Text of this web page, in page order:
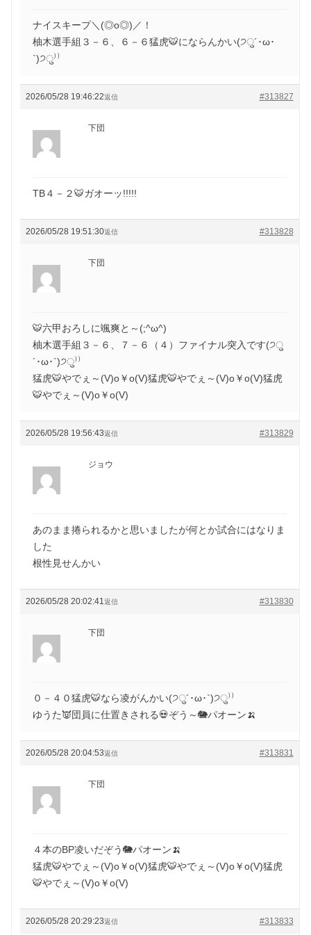
ナイスキープ＼(◎o◎)／！
柚木選手組３－６、６－６猛虎🐯にならんかい(੭ु´･ω･
`)੭ु⁾⁾
2026/05/28 19:46:22 #313827
返信
下団
TB４－２🐯ガオーッ!!!!!
2026/05/28 19:51:30 #313828
返信
下団
🐯六甲おろしに颯爽と～(;^ω^)
柚木選手組３－６、７－６（４）ファイナル突入です(੭ु
´･ω･`)੭ु⁾⁾
猛虎🐯やでぇ～(V)o￥o(V)猛虎🐯やでぇ～(V)o￥o(V)猛虎
🐯やでぇ～(V)o￥o(V)
2026/05/28 19:56:43 #313829
返信
ジョウ
あのまま捲られるかと思いましたが何とか試合にはなりま
した
根性見せんかい
2026/05/28 20:02:41 #313830
返信
下団
０－４０猛虎🐯なら凌がんかい(੭ु´･ω･`)੭ु⁾⁾
ゆうた👿団員に仕置きされる💀ぞう～🐘パオーン🍌
2026/05/28 20:04:53 #313831
返信
下団
４本のBP凌いだぞう🐘パオーン🍌
猛虎🐯やでぇ～(V)o￥o(V)猛虎🐯やでぇ～(V)o￥o(V)猛虎
🐯やでぇ～(V)o￥o(V)
2026/05/28 20:29:23 #313833
返信